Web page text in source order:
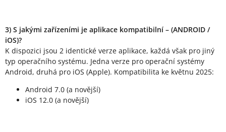
3) S jakými zařízeními je aplikace kompatibilní – (ANDROID /
iOS)?
K dispozici jsou 2 identické verze aplikace, každá však pro jiný
typ operačního systému. Jedna verze pro operační systémy
Android, druhá pro iOS (Apple). Kompatibilita ke květnu 2025:
Android 7.0 (a novější)
iOS 12.0 (a novější)